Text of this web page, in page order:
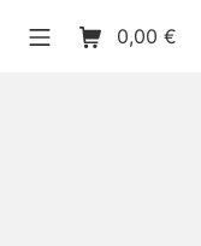
RechercherMenu mobile
Panier0,00 €